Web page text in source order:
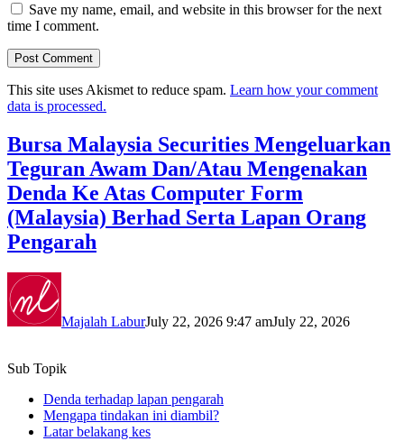
Save my name, email, and website in this browser for the next
time I comment.
This site uses Akismet to reduce spam. Learn how your comment
data is processed.
Bursa Malaysia Securities Mengeluarkan
Teguran Awam Dan/Atau Mengenakan
Denda Ke Atas Computer Form
(Malaysia) Berhad Serta Lapan Orang
Pengarah
Majalah LaburJuly 22, 2026 9:47 amJuly 22, 2026
Sub Topik
Denda terhadap lapan pengarah
Mengapa tindakan ini diambil?
Latar belakang kes